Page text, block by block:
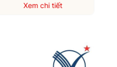
Xem chi tiết